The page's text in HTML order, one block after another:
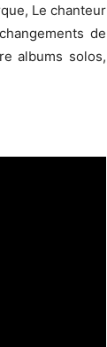
Le chanteur
de
albums solos,